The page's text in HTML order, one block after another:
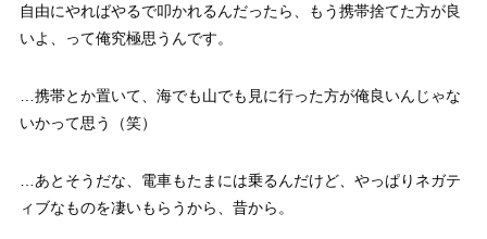
自由にやればやるで叩かれるんだったら、もう携帯捨てた方が良
いよ、って俺究極思うんです。
…携帯とか置いて、海でも山でも見に行った方が俺良いんじゃな
いかって思う（笑）
…あとそうだな、電車もたまには乗るんだけど、やっぱりネガテ
ィブなものを凄いもらうから、昔から。